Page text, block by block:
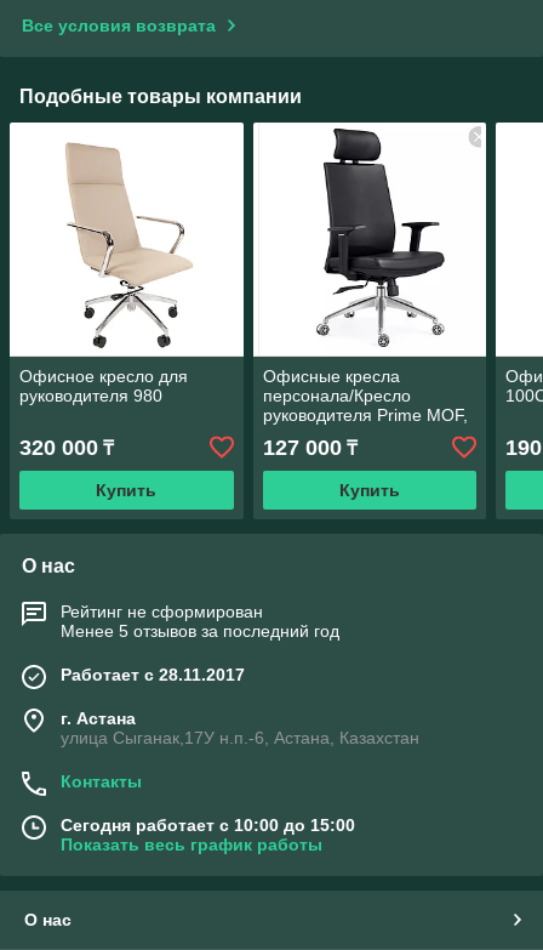
Все условия возврата
Подобные товары компании
Офисное кресло для
руководителя 980
320 000 ₸
Купить
Офисные кресла
персонала/Кресло
руководителя Prime MOF,
графит — эргономика и
стиль
127 000₸
Купить
О нас
Рейтинг не сформирован
Менее 5 отзывов за последний год
Работает с 28.11.2017
г. Астана
улица Сыганак,17У н.п.-6, Астана, Казахстан
Контакты
Сегодня работает с 10:00 до 15:00
Показать весь график работы
О нас